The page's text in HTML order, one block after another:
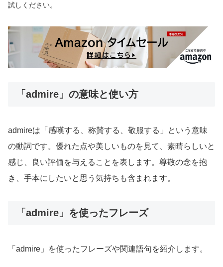
試しください。
「admire」の意味と使い方
admireは「感嘆する、称賛する、敬服する」という意味
の動詞です。優れた点や美しいものを見て、素晴らしいと
感じ、良い評価を与えることを表します。尊敬の念を抱
き、手本にしたいと思う気持ちも含まれます。
「admire」を使ったフレーズ
「admire」を使ったフレーズや関連語句を紹介します。